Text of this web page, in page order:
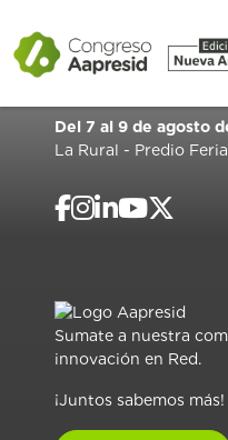
Del 7 al 9 de agosto
La Rural - Predio
Sumate a nuestra
innovación en Red.
¡Juntos sabemos más!